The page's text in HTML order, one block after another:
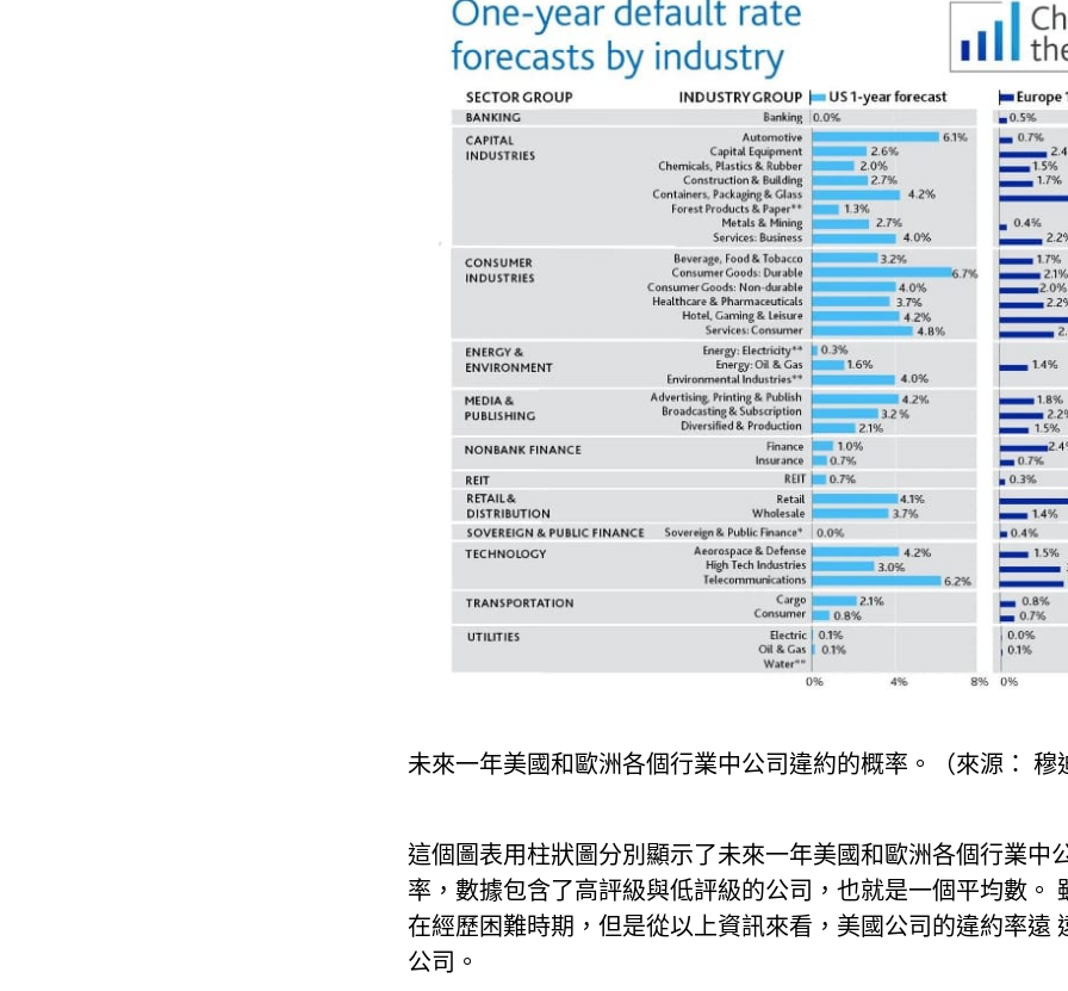
未來一年美國和歐洲各個行業中公司違約的概率。（來源： 穆
這個圖表用柱狀圖分別顯示了未來一年美國和歐洲各個行業中
率，數據包含了高評級與低評級的公司，也就是一個平均數。
在經歷困難時期，但是從以上資訊來看，美國公司的違約率遠
公司。